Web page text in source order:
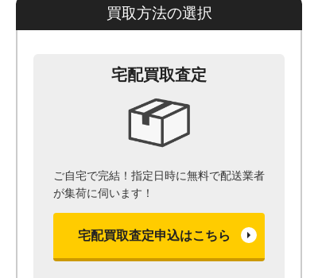
買取方法の選択
宅配買取査定
ご自宅で完結！指定日時に無料で配送業者
が集荷に伺います！
宅配買取査定申込はこちら